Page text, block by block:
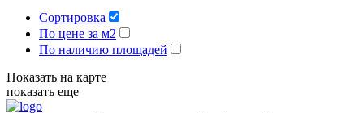
Сортировка
По цене за м2
По наличию площадей
Показать на карте
показать еще